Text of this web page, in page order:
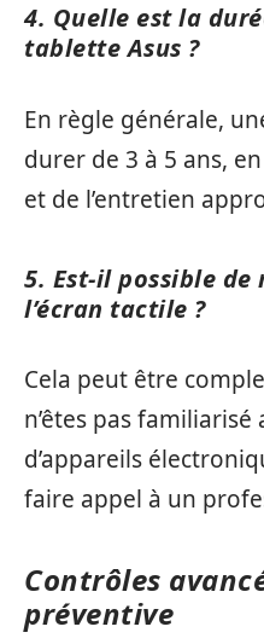
4. Quelle est la
tablette Asus ?
En règle générale,
durer de 3 à 5 ans,
et de l’entretien
5. Est-il possible de
l’écran tactile ?
Cela peut être
n’êtes pas
d’appareils
faire appel à un
Contrôles
préventive